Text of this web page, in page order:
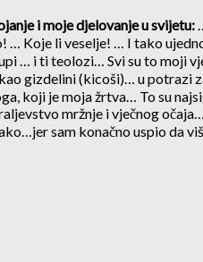
i moje djelovanje u svijetu:
Koje li veselje! … I tako
… i ti teolozi… Svi su to moji
gizdelini (kicoši)… u
koji je moja žrtva… To su
mržnje i vječnog
sam konačno uspio da